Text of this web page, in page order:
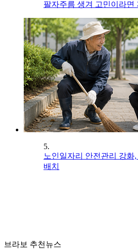
팔자주름 생겨 고민이라면
5.
노인일자리 안전관리 강화
배치
브라보 추천뉴스